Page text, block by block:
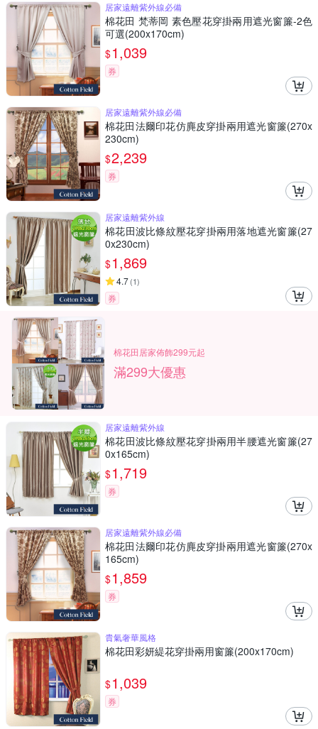
居家遠離紫外線必備
棉花田 梵蒂岡 素色壓花穿掛兩用遮光窗簾-2色
可選(200x170cm)
$1,039
券
居家遠離紫外線必備
棉花田法爾印花仿麂皮穿掛兩用遮光窗簾(270x
230cm)
$2,239
券
居家遠離紫外線
棉花田波比條紋壓花穿掛兩用落地遮光窗簾(27
0x230cm)
$1,869
4.7(1)
券
棉花田居家佈飾299元起
滿299大優惠
居家遠離紫外線
棉花田波比條紋壓花穿掛兩用半腰遮光窗簾(27
0x165cm)
$1,719
券
居家遠離紫外線必備
棉花田法爾印花仿麂皮穿掛兩用遮光窗簾(270x
165cm)
$1,859
券
貴氣奢華風格
棉花田彩妍緹花穿掛兩用窗簾(200x170cm)
$1,039
券